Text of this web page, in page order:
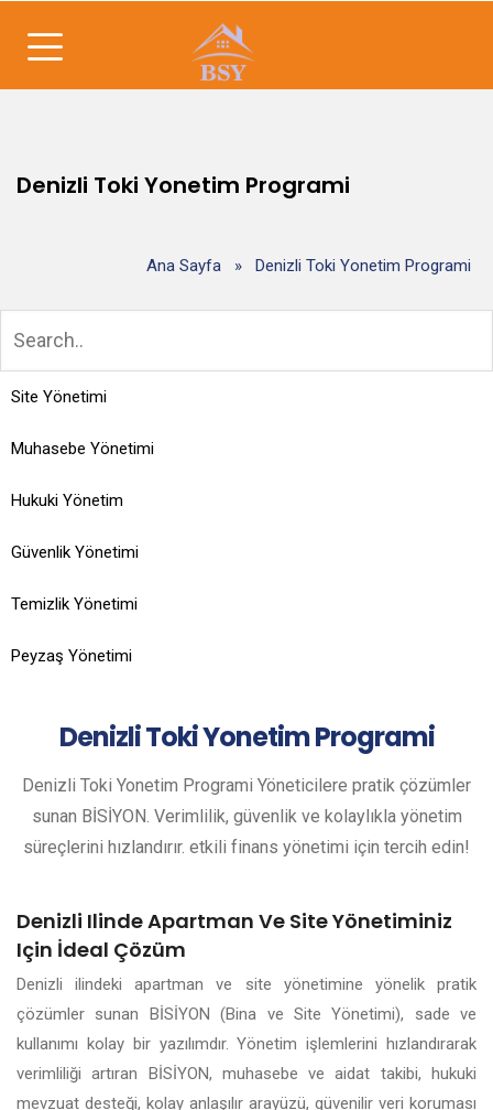
Denizli Toki Yonetim Programi
Ana Sayfa » Denizli Toki Yonetim Programi
Site Yönetimi
Muhasebe Yönetimi
Hukuki Yönetim
Güvenlik Yönetimi
Temizlik Yönetimi
Peyzaş Yönetimi
DenizliToki Yonetim Programi
Denizli Toki Yonetim Programi Yöneticilere pratik çözümler
sunan BİSİYON. Verimlilik, güvenlik ve kolaylıkla yönetim
süreçlerini hızlandırır. etkili finans yönetimi için tercih edin!
Denizli Ilinde Apartman Ve Site Yönetiminiz
Için İdeal Çözüm
Denizli ilindeki apartman ve site yönetimine yönelik pratik
çözümler sunan BİSİYON (Bina ve Site Yönetimi), sade ve
kullanımı kolay bir yazılımdır. Yönetim işlemlerini hızlandırarak
verimliliği artıran BİSİYON, muhasebe ve aidat takibi, hukuki
mevzuat desteği, kolay anlaşılır arayüzü, güvenilir veri koruması